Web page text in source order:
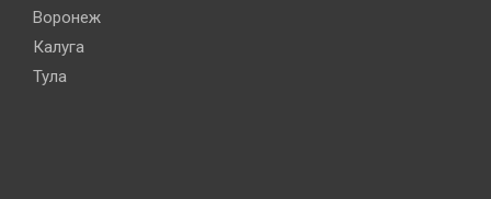
Воронеж
Калуга
Тула